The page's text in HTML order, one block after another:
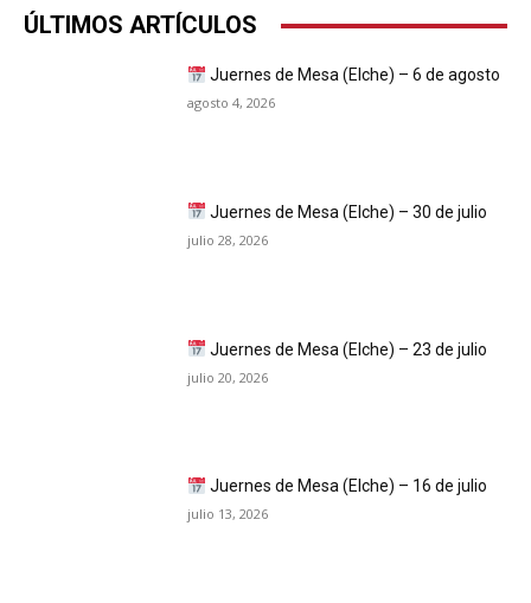
ÚLTIMOS ARTÍCULOS
Juernes de Mesa (Elche) – 6 de agosto
agosto 4, 2026
Juernes de Mesa (Elche) – 30 de julio
julio 28, 2026
Juernes de Mesa (Elche) – 23 de julio
julio 20, 2026
Juernes de Mesa (Elche) – 16 de julio
julio 13, 2026